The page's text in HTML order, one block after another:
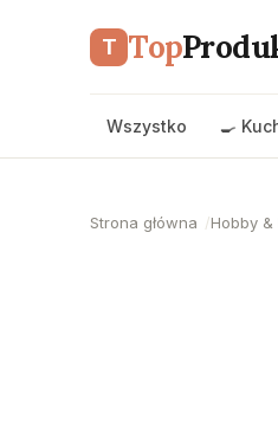
T Top
Wszystko 🍳
Strona główna Hobby &